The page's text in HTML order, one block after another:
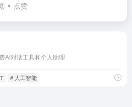
点赞
AI对话工具和个人助理
# 人工智能